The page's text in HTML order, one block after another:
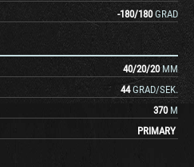
-180/180 GRAD
40/20/20 MM
44 GRAD/SEK.
370 M
PRIMARY